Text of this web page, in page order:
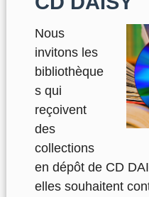
Nous
invitons les
bibliothèque
s qui
reçoivent
des
collections
en dépôt de CD
elles souhaitent